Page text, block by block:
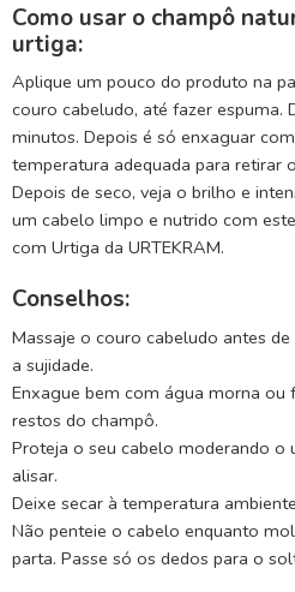
Como usar o champô
urtiga:
Aplique um pouco do produto na
couro cabeludo, até fazer espuma.
minutos. Depois é só enxaguar
temperatura adequada para retirar
Depois de seco, veja o brilho e
um cabelo limpo e nutrido com
com Urtiga da URTEKRAM.
Conselhos:
Massaje o couro cabeludo antes
a sujidade.
Enxague bem com água morna ou
restos do champô.
Proteja o seu cabelo moderando o
alisar.
Deixe secar à temperatura
Não penteie o cabelo enquanto
parta. Passe só os dedos para o